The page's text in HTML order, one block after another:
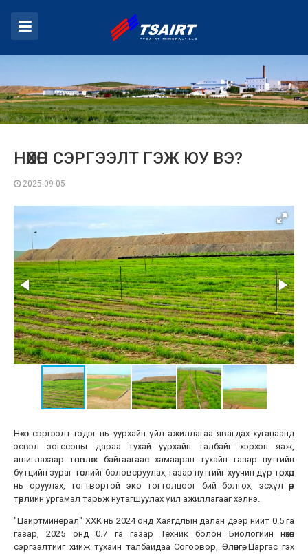
НӨХӨН СЭРГЭЭЛТ ГЭЖ ЮУ ВЭ?
2025-09-05
Нөхөн сэргээлт гэдэг нь уурхайн үйл ажиллагаа явагдах хугацаанд
эсвэл зогссоны дараа тухай уурхайн талбайг хэрхэн яаж,
ашиглахаар төлөвлөж байгаагаас хамааран тухайн газар нутгийн
бүтцийн зураг төслийг боловсруулах, газар нутгийг хуучин дүр төрхөд
нь оруулах, тогтвортой эко тогтолцоог бий болгох, эсхүл өөр
төрлийн ургамал тарьж нутагшуулах үйл ажиллагааг хэлнэ.
"Цайртминерал" ХХК нь 2024 онд Хаягдлын далан дээр нийт 0.5 га
газар, 2025 онд 0.7 га газар Техник болон Биологийн нөхөн
сэргээлтийг хийж тухайн талбайдаа Согоовор, Өлөнгө, Царгас гэх